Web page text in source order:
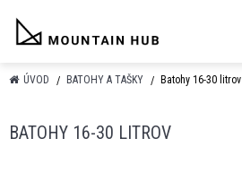
ÚVOD BATOHY A TAŠKY Batohy 16-30 litrov
BATOHY 16-30 LITROV